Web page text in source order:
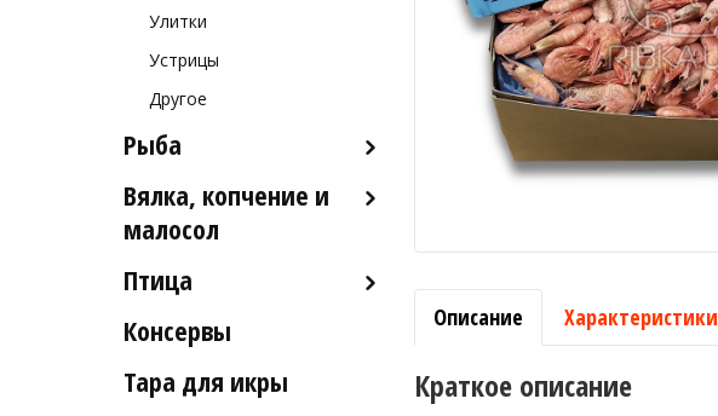
Улитки
Устрицы
Другое
Рыба
Рыба деликатесных сортов
Рыба столовых сортов
Вялка, копчение и
малосол
Икра вяленая
Рыба слабосоленая
Рыба холодного и
Птица
Индейка
Консервы
Тара для икры
Описание Характеристики
Краткое описание